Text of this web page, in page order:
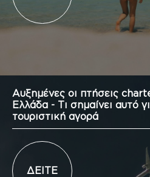
Αυξημένες οι πτήσεις
Ελλάδα - Τι σημαίνει αυτό
τουριστική αγορά
ΔΕΙΤΕ